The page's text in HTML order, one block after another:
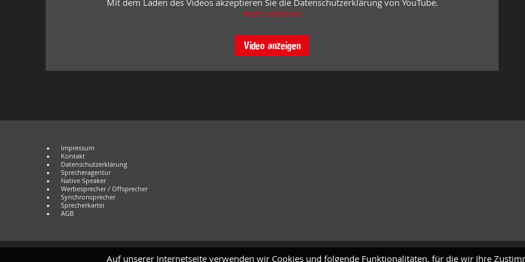
Mit dem Laden des Videos akzeptieren Sie die Datenschutzerklärung von YouTube.
Mehr erfahren
Video anzeigen
Impressum
Kontakt
Datenschutzerklärung
Sprecheragentur
Native Speaker
Werbesprecher / Offsprecher
Synchronsprecher
Sprecherkartei
AGB
Auf unserer Internetseite verwenden wir Cookies und folgende Funktionalitäten, für die wir Ihre